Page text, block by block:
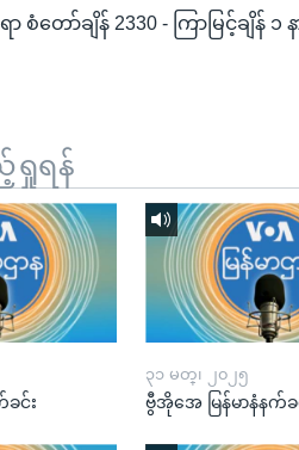
တော်ချိန် 2330 - ကြာမြင့်ချိန် ၁ န
ရှုရန်
င်း
၃၁ မတ္၊ ၂၀၂၅
ဗွီအိုအေ မြန်မာနံနက်ခ